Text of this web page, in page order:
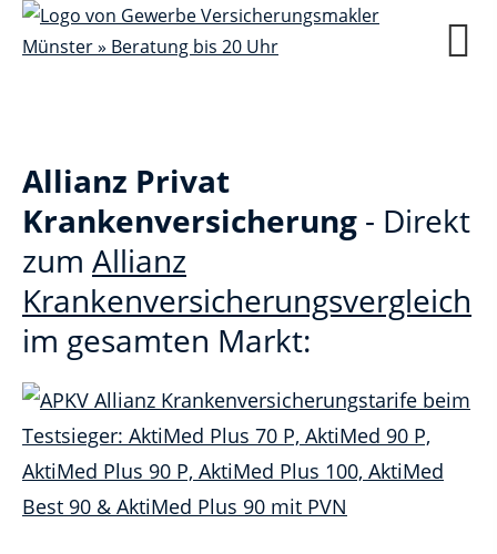
Allianz Privat
Krankenversicherung - Direkt
zum Allianz
Krankenversicherungsvergleich
im gesamten Markt: